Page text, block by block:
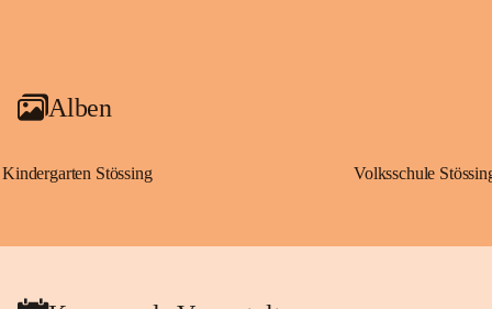
Alben
Kindergarten Stössing Volksschule